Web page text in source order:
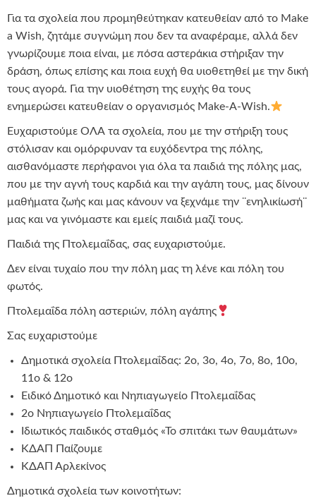
Για τα σχολεία που προμηθεύτηκαν κατευθείαν από το Make
a Wish, ζητάμε συγνώμη που δεν τα αναφέραμε, αλλά δεν
γνωρίζουμε ποια είναι, με πόσα αστεράκια στήριξαν την
δράση, όπως επίσης και ποια ευχή θα υιοθετηθεί με την δική
τους αγορά. Για την υιοθέτηση της ευχής θα τους
ενημερώσει κατευθείαν ο οργανισμός Make-A-Wish.
Ευχαριστούμε ΟΛΑ τα σχολεία, που με την στήριξη τους
στόλισαν και ομόρφυναν τα ευχόδεντρα της πόλης,
αισθανόμαστε περήφανοι για όλα τα παιδιά της πόλης μας,
που με την αγνή τους καρδιά και την αγάπη τους, μας δίνουν
μαθήματα ζωής και μας κάνουν να ξεχνάμε την ¨ενηλικίωσή¨
μας και να γινόμαστε και εμείς παιδιά μαζί τους.
Παιδιά της Πτολεμαΐδας, σας ευχαριστούμε.
Δεν είναι τυχαίο που την πόλη μας τη λένε και πόλη του
φωτός.
Πτολεμαΐδα πόλη αστεριών, πόλη αγάπης
Σας ευχαριστούμε
Δημοτικά σχολεία Πτολεμαΐδας: 2ο, 3ο, 4ο, 7ο, 8ο, 10ο,
11ο & 12ο
Ειδικό Δημοτικό και Νηπιαγωγείο Πτολεμαΐδας
2ο Νηπιαγωγείο Πτολεμαΐδας
Ιδιωτικός παιδικός σταθμός «Το σπιτάκι των θαυμάτων»
ΚΔΑΠ Παίζουμε
ΚΔΑΠ Αρλεκίνος
Δημοτικά σχολεία των κοινοτήτων: